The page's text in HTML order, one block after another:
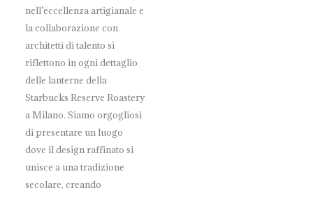
nell’eccellenza artigianale e
la collaborazione con
architetti di talento si
riflettono in ogni dettaglio
delle lanterne della
Starbucks Reserve Roastery
a Milano. Siamo orgogliosi
di presentare un luogo
dove il design raffinato si
unisce a una tradizione
secolare, creando